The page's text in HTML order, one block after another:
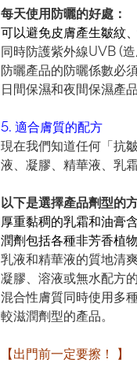
每天使用防曬的好處：
可以避免皮膚產生皺紋
同時防護紫外線UVB (
防曬產品的防曬係數必
日間保濕和夜間保濕產
5. 適合膚質的配方
現在我們知道任何「抗
液、凝膠、精華液、乳
以下是選擇產品劑型的
厚重黏稠的乳霜和油膏
潤劑包括各種非芳香植
乳液和精華液的質地清
凝膠、溶液或無水配方
混合性膚質同時使用多
較滋潤劑型的產品。
【出門前一定要擦！ 】